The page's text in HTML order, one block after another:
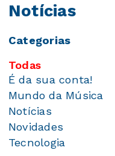
Notícias
Categorias
Todas
É da sua conta!
Mundo da Música
Notícias
Novidades
Tecnologia